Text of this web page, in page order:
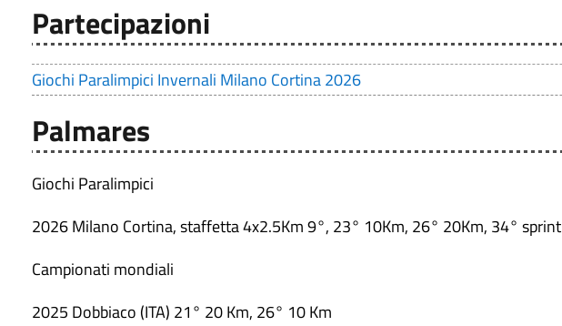
Partecipazioni
Giochi Paralimpici Invernali Milano Cortina 2026
Palmares
Giochi Paralimpici
2026 Milano Cortina, staffetta 4x2.5Km 9°, 23° 10Km, 26° 20Km, 34° sprint
Campionati mondiali
2025 Dobbiaco (ITA) 21° 20 Km, 26° 10 Km